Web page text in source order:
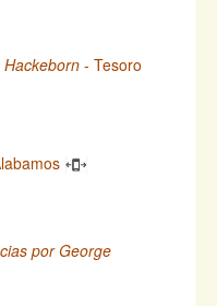
- Tesoro
por George